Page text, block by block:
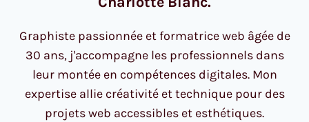
Graphiste passionnée et formatrice web âgée de
30 ans, j'accompagne les professionnels dans
leur montée en compétences digitales. Mon
expertise allie créativité et technique pour des
projets web accessibles et esthétiques.